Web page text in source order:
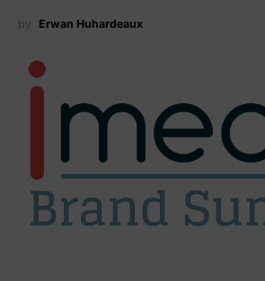
by Erwan Huhardeaux